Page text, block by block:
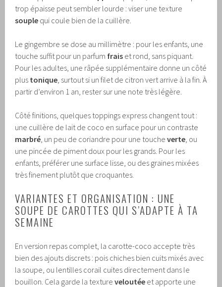
trop épaisse peut sembler lourde : viser une texture
souple qui coule bien de la cuillère.
Le gingembre se dose au millimètre : pour les enfants, une
touche suffit pour un parfum frais et rond, sans piquant.
Pour les adultes, une râpée supplémentaire donne un côté
plus tonique , surtout si un filet de citron vert arrive à la fin. À
partir d’environ 1 an, rester sur une note très légère.
Côté finitions, quelques toppings express changent tout :
une cuillère de lait de coco en surface pour un contraste
marbré , un peu de coriandre pour une toucheverte , ou
une pincée de piment doux pour les grands. Pour les
enfants, préférer une surface lisse, ou des graines mixées
très finement plutôt que croquantes.
VARIANTES ET ORGANISATION : UNE
SOUPE DE CAROTTES QUI S’ADAPTE À TA
SEMAINE
En version repas complet, la carotte-coco accepte très
bien des ajouts discrets : pois chiches bien cuits mixés avec
la soupe, ou lentilles corail cuites directement dans le
bouillon. Cela garde la textureveloutée et apporte une